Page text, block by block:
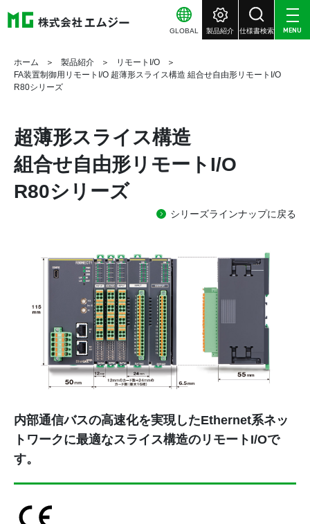
GLOBAL 製品紹介 仕様書検索 MENU
ホーム 製品紹介
リモートI/O
FA装置制御用リモートI/O 超薄形スライス構造 組合せ自由形リモートI/O
R80シリーズ
超薄形スライス構造
組合せ自由形リモートI/O
R80シリーズ
シリーズラインナップに戻る
内部通信バスの高速化を実現したEthernet系ネッ
トワークに最適なスライス構造のリモートI/Oで
す。